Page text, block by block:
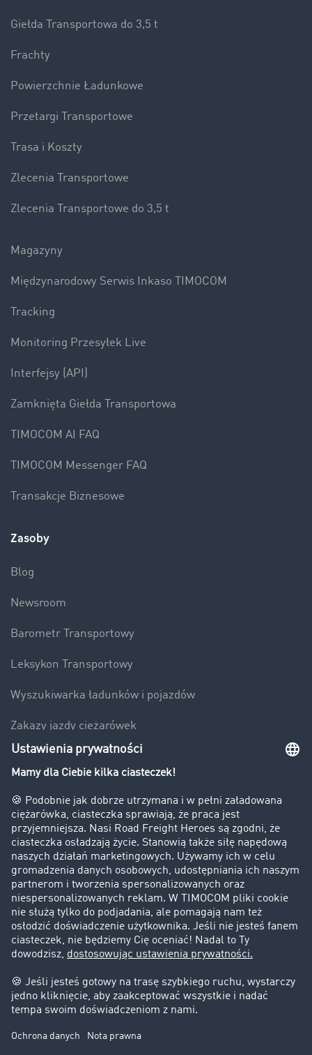
Giełda Transportowa do 3,5 t
Frachty
Powierzchnie Ładunkowe
Przetargi Transportowe
Trasa i Koszty
Zlecenia Transportowe
Zlecenia Transportowe do 3,5 t
Magazyny
Międzynarodowy Serwis Inkaso TIMOCOM
Tracking
Monitoring Przesyłek Live
Interfejsy (API)
Zamknięta Giełda Transportowa
TIMOCOM AI FAQ
TIMOCOM Messenger FAQ
Transakcje Biznesowe
Zasoby
Blog
Newsroom
Barometr Transportowy
Leksykon Transportowy
Wyszukiwarka ładunków i pojazdów
Zakazy jazdy ciężarówek
Bezpieczeństwo
Firma
Historie sukcesu
Klienci pozyskują nowych klientów
Informacje prawne
Impressum
OWU
Ochrona danych
Ustawienia plików cookies